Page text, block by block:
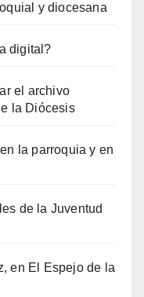
y diocesana
digital?
el archivo
la Diócesis
la parroquia y en
de la Juventud
en El Espejo de la